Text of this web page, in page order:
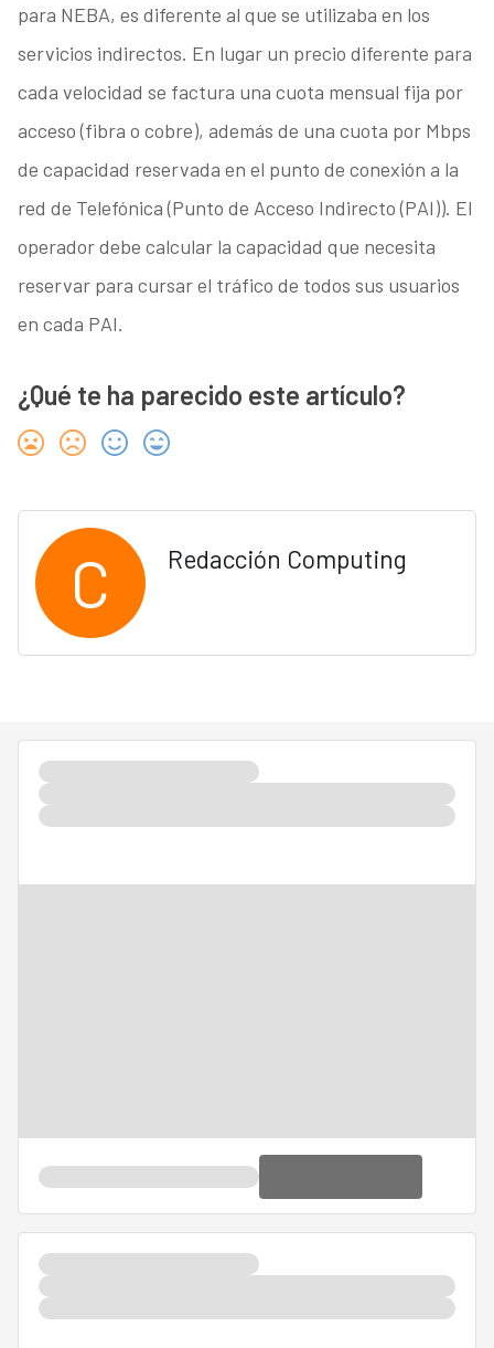
para NEBA, es diferente al que se utilizaba en los
servicios indirectos. En lugar un precio diferente para
cada velocidad se factura una cuota mensual fija por
acceso (fibra o cobre), además de una cuota por Mbps
de capacidad reservada en el punto de conexión a la
red de Telefónica (Punto de Acceso Indirecto (PAI)). El
operador debe calcular la capacidad que necesita
reservar para cursar el tráfico de todos sus usuarios
en cada PAI.
¿Qué te ha parecido este artículo?
C Redacción Computing